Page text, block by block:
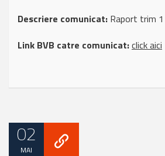
Descriere comunicat: Raport trim
Link BVB catre comunicat:click aici
02
MAI